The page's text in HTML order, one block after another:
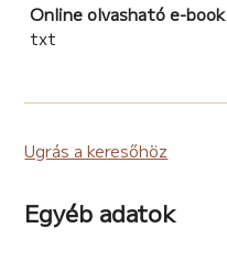
Online olvasható e-book
txt
Ugrás a keresőhöz
Egyéb adatok